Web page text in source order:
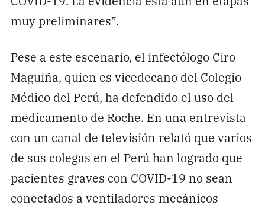
muy preliminares”.
Pese a este escenario, el infectólogo Ciro
Maguiña, quien es vicedecano del Colegio
Médico del Perú, ha defendido el uso del
medicamento de Roche. En una entrevista
con un canal de televisión relató que varios
de sus colegas en el Perú han logrado que
pacientes graves con COVID-19 no sean
conectados a ventiladores mecánicos